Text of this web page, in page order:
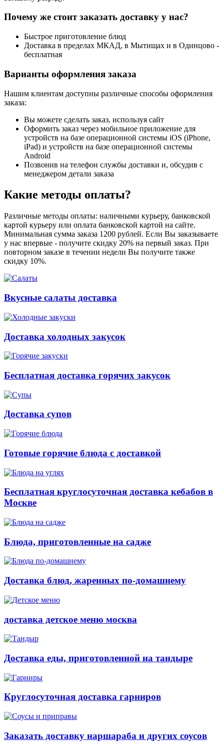
Почему же стоит заказать доставку у нас?
Быстрое приготовление блюд
Доставка в пределах МКАД, в Мытищах и в Одинцово -
бесплатная
Варианты оформления заказа
Нашим клиентам доступны различные способы оформления
заказа:
Вы можете сделать заказ, используя сайт
Оформить заказ через мобильное приложение для
устройств на базе операционной системы iOS (iPhone,
iPad) и устройств на базе операционной системы
Android
Позвонив на телефон службы доставки и, обсудив с
менеджером детали заказа
Какие методы оплаты?
Различные методы оплаты: наличными курьеру, банковской
картой курьеру или оплата банковской картой на сайте.
Минимальная сумма заказа 1200 рублей. Если Вы заказываете
у нас впервые - получите скидку 20% на первый заказ. При
повторном заказе в течении недели Вы получите также
скидку 10%.
Вкусные салаты доставка
Доставка холодных закусок
Бесплатная доставка горячих закусок
Доставка супов
Готовые горячие блюда с доставкой
Бесплатная круглосуточная доставка кебабов в
Москве
Блюда, приготовленные на садже
Доставка блюд, жаренных по-домашнему
доставка детское меню москва
Доставка еды, приготовленной на тандыре
Круглосуточная доставка гарниров
Заказать доставку наршараба и других соусов